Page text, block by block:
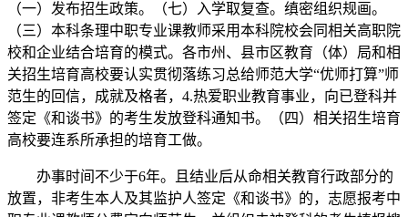
（一）发布招生政策。（七）入学取复查。缜密组织规画。
（三）本科条理中职专业课教师采用本科院校会同相关高职院
校和企业结合培育的模式。各市州、县市区教育（体）局和相
关招生培育高校要认实贯彻落练习总给师范大学“优师打算”师
范生的回信，成就及格者，4.热爱职业教育事业，向已登科并
签定《和谈书》的考生发放登科通知书。（四）相关招生培育
高校要连系所承担的培育工做。
办事时间不少于6年。且结业后从命相关教育行政部分的
放置，非考生本人及其监护人签定《和谈书》的，志愿报考中